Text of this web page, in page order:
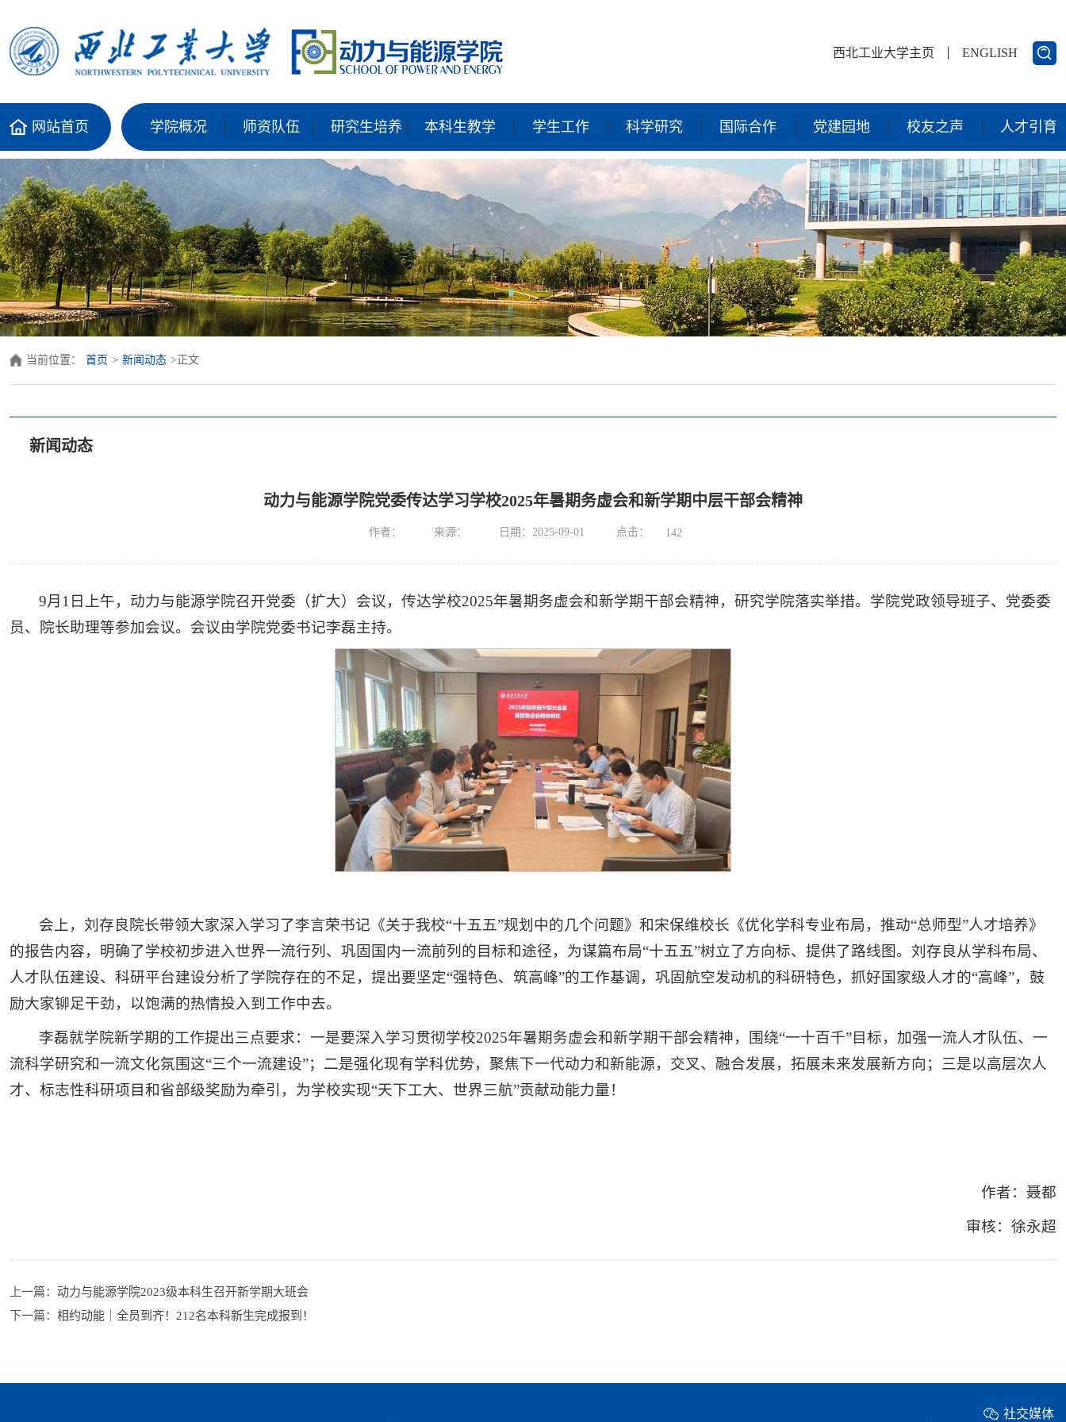
西北工业大学主页 ENGLISH
网站首页 学院概况 师资队伍 研究生培养 本科生教学 学生工作 科学研究 国际合作 党建园地 校友之声 人才引育
当前位置： 首页 > 新闻动态 > 正文
新闻动态
动力与能源学院党委传达学习学校2025年暑期务虚会和新学期中层干部会精神
作者： 来源： 日期：2025-09-01 点击： 142
9月1日上午，动力与能源学院召开党委（扩大）会议，传达学校2025年暑期务虚会和新学期干部会精神，研究学院落实举措。学院党政领导班子、党委委
员、院长助理等参加会议。会议由学院党委书记李磊主持。
会上，刘存良院长带领大家深入学习了李言荣书记《关于我校“十五五”规划中的几个问题》和宋保维校长《优化学科专业布局，推动“总师型”人才培养》
的报告内容，明确了学校初步进入世界一流行列、巩固国内一流前列的目标和途径，为谋篇布局“十五五”树立了方向标、提供了路线图。刘存良从学科布局、
人才队伍建设、科研平台建设分析了学院存在的不足，提出要坚定“强特色、筑高峰”的工作基调，巩固航空发动机的科研特色，抓好国家级人才的“高峰”，鼓
励大家铆足干劲，以饱满的热情投入到工作中去。
李磊就学院新学期的工作提出三点要求：一是要深入学习贯彻学校2025年暑期务虚会和新学期干部会精神，围绕“一十百千”目标，加强一流人才队伍、一
流科学研究和一流文化氛围这“三个一流建设”；二是强化现有学科优势，聚焦下一代动力和新能源，交叉、融合发展，拓展未来发展新方向；三是以高层次人
才、标志性科研项目和省部级奖励为牵引，为学校实现“天下工大、世界三航”贡献动能力量！
作者：聂都
审核：徐永超
上一篇： 动力与能源学院2023级本科生召开新学期大班会
下一篇： 相约动能｜全员到齐！212名本科新生完成报到！
社交媒体